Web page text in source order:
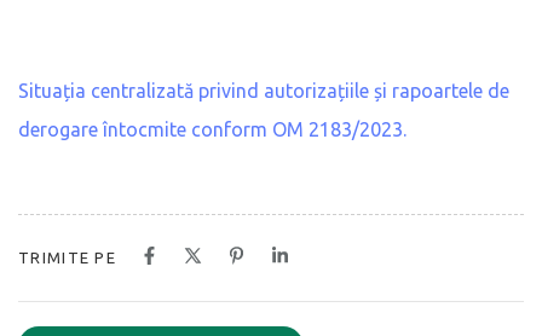
Situația centralizată privind autorizațiile și rapoartele de
derogare întocmite conform OM 2183/2023.
TRIMITE PE